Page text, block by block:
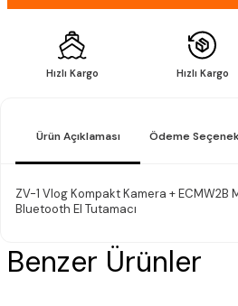
Hızlı Kargo Hızlı Kargo
Ürün Açıklaması Ödeme
ZV-1 Vlog Kompakt Kamera + ECMW2B
Bluetooth El Tutamacı
Benzer Ürünler